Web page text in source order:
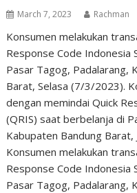
March 7, 2023 Rachman
Konsumen melakukan
Response Code Indonesia
Pasar Tagog, Padalarang,
Barat, Selasa (7/3/2023).
dengan memindai Quick
(QRIS) saat berbelanja di
Kabupaten Bandung
Konsumen melakukan
Response Code Indonesia
Pasar Tagog, Padalarang,